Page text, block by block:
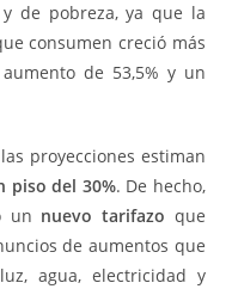
de pobreza, ya que la
consumen creció más
de 53,5% y un
proyecciones estiman
piso del 30%. De hecho,
un nuevo tarifazo que
de aumentos que
agua, electricidad y